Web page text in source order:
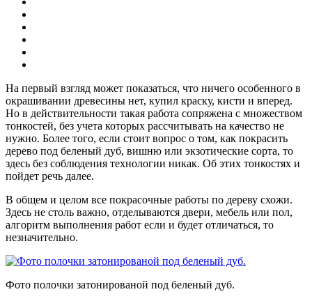
На первый взгляд может показаться, что ничего особенного в
окрашивании древесины нет, купил краску, кисти и вперед.
Но в действительности такая работа сопряжена с множеством
тонкостей, без учета которых рассчитывать на качество не
нужно. Более того, если стоит вопрос о том, как покрасить
дерево под беленый дуб, вишню или экзотические сорта, то
здесь без соблюдения технологии никак. Об этих тонкостях и
пойдет речь далее.
В общем и целом все покрасочные работы по дереву схожи.
Здесь не столь важно, отделываются двери, мебель или пол,
алгоритм выполнения работ если и будет отличаться, то
незначительно.
Фото полочки затонированой под беленый дуб.